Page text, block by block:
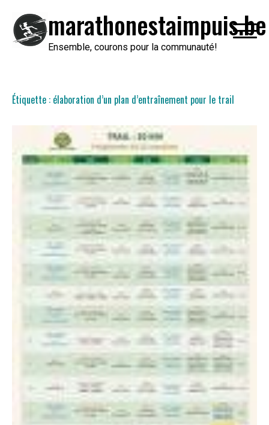
contenu
marathonestaimpuis.be
Ensemble, courons pour la communauté!
Étiquette : élaboration d’un plan d’entraînement pour le trail